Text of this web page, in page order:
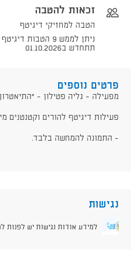
זכאות להטבה
הטבה למחזיקי דיגיטף
ניתן לממש 9 הטבות
תתחדש ב01.10.2026
פרטים נוספים
מפעילה - גליה פטילון -
פעילות דיגיטף להורים וקטנטנים
- התמונה להמחשה בלבד.
נגישות
למידע אודות נגישות יש לפנות